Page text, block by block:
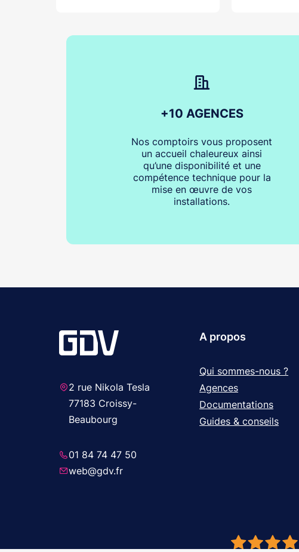
+10 AGENCES
Nos comptoirs vous proposent
un accueil chaleureux ainsi
qu’une disponibilité et une
compétence technique pour la
mise en œuvre de vos
installations.
2 rue Nikola Tesla
77183 Croissy-
Beaubourg
01 84 74 47 50
web@gdv.fr
A propos
Qui sommes-nous ?
Agences
Documentations
Guides & conseils